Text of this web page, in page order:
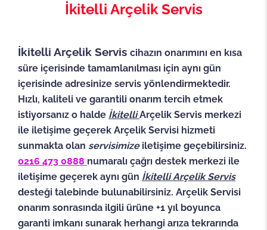
İkitelli Arçelik Servis
İkitelli Arçelik Servis cihazın onarımını en kısa
süre içerisinde tamamlanılması için aynı gün
içerisinde adresinize servis yönlendirmektedir.
Hızlı, kaliteli ve garantili onarım tercih etmek
istiyorsanız o halde İkitelliArçelik Servis merkezi
ile iletişime geçerek Arçelik Servisi hizmeti
sunmakta olan servisimize iletişime geçebilirsiniz.
0216 473 0888 numaralı çağrı destek merkezi ile
iletişime geçerek aynı gün İkitelliArçelik Servis
desteği talebinde bulunabilirsiniz. Arçelik Servisi
onarım sonrasında ilgili ürüne +1 yıl boyunca
garanti imkanı sunarak herhangi arıza tekrarında